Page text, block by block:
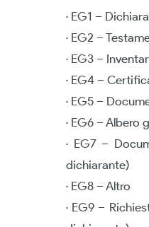
· EG1 –
· EG2 –
· EG3 –
· EG4 –
· EG5 –
· EG6 – Albero
· EG7 –
dichiarante)
· EG8 – Altro
· EG9 –